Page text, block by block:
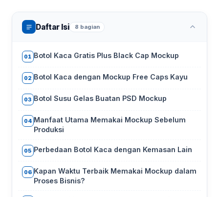
Daftar Isi 8 bagian
01 Botol Kaca Gratis Plus Black Cap Mockup
02 Botol Kaca dengan Mockup Free Caps Kayu
03 Botol Susu Gelas Buatan PSD Mockup
04 Manfaat Utama Memakai Mockup Sebelum
Produksi
05 Perbedaan Botol Kaca dengan Kemasan Lain
06 Kapan Waktu Terbaik Memakai Mockup dalam
Proses Bisnis?